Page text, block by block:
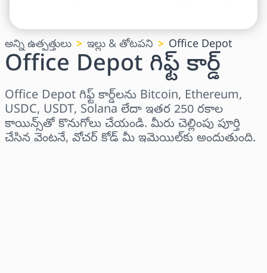
అన్ని ఉత్పత్తులు ఇల్లు & తోటపని Office Depot
Office Depot గిఫ్ట్ కార్డ్
Office Depot గిఫ్ట్ కార్డ్‌లను Bitcoin, Ethereum,
USDC, USDT, Solana లేదా ఇతర 250 రకాల
కాయిన్స్‌తో కొనుగోలు చేయండి. మీరు చెల్లింపు పూర్తి
చేసిన వెంటనే, వోచర్ కోడ్ మీ ఇమెయిల్‌కు అందుతుంది.